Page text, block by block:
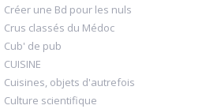
Créer une Bd pour les nuls
Crus classés du Médoc
Cub' de pub
CUISINE
Cuisines, objets d'autrefois
Culture scientifique